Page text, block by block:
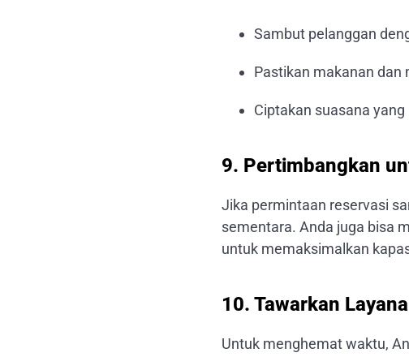
Sambut pelanggan
Pastikan makanan dan
Ciptakan suasana
9. Pertimbangkan
Jika permintaan reservasi
sementara. Anda juga bisa
untuk memaksimalkan
10. Tawarkan
Untuk menghemat waktu,